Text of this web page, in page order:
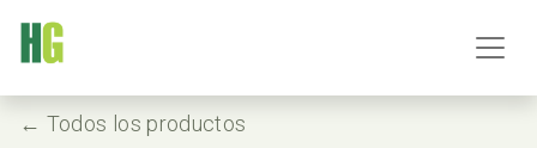
← Todos los productos